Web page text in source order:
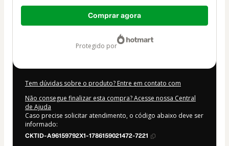
Total
Comprar agora
protegido por
Tem dúvidas sobre o produto? Entre em contato com
Não consegue finalizar esta compra? Acesse nossa Central
de Ajuda
Caso precise solicitar atendimento, o código abaixo deve ser
informado:
CKTID-A96159792X1-1786159021472-7221